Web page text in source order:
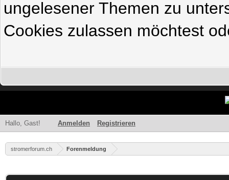
ungelesener Themen zu
Cookies zulassen möchtest
Hallo, Gast! Anmelden Registrieren
stromerforum.ch Forenmeldung